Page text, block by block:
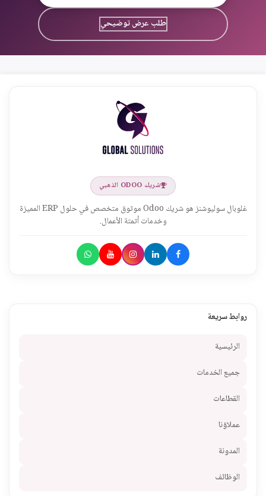
طلب عرض توضيحي
شريك ODOO الذهبي
غلوبال سوليوشنز هو شريك Odoo موثوق متخصص في حلول ERP المميزة
وخدمات أتمتة الأعمال.
روابط سريعة
الرئيسية
جميع الخدمات
القطاعات
عملاؤنا
المدونة
الوظائف